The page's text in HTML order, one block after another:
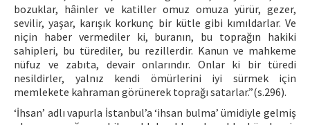
bozuklar, hâinler ve katiller omuz omuza yürür, gezer,
sevilir, yaşar, karışık korkunç bir kütle gibi kımıldarlar. Ve
niçin haber vermediler ki, buranın, bu toprağın hakiki
sahipleri, bu türediler, bu rezillerdir. Kanun ve mahkeme
nüfuz ve zabıta, devair onlarındır. Onlar ki bir türedi
nesildirler, yalnız kendi ömürlerini iyi sürmek için
memlekete kahraman görünerek toprağı satarlar.”(s.296).
‘İhsan’ adlı vapurla İstanbul’a ‘ihsan bulma’ ümidiyle gelmiş